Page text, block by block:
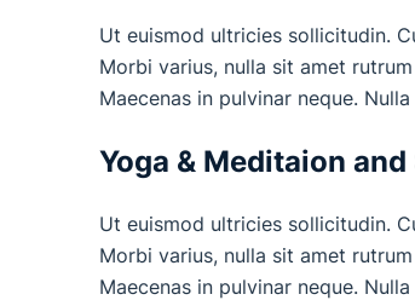
Ut euismod ultricies sollicitudin.
Morbi varius, nulla sit amet
Maecenas in pulvinar neque.
Yoga & Meditaion and
Ut euismod ultricies sollicitudin.
Morbi varius, nulla sit amet
Maecenas in pulvinar neque.